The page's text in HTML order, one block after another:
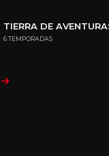
TIERRA DE
6 TEMPORADAS
Mostrar todo